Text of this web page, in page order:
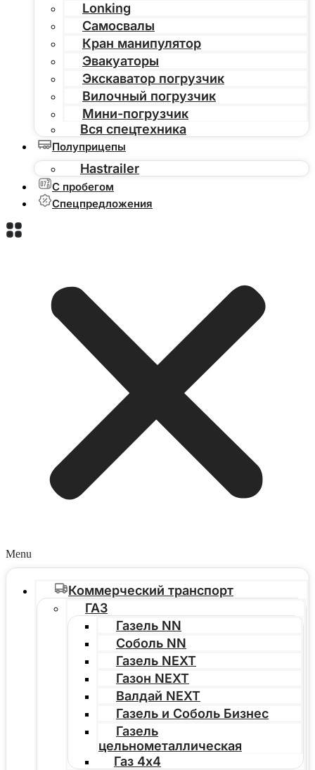
Lonking
Самосвалы
Кран манипулятор
Эвакуаторы
Экскаватор погрузчик
Вилочный погрузчик
Мини-погрузчик
Вся спецтехника
Полуприцепы
Hastrailer
С пробегом
Спецпредложения
Menu
Коммерческий транспорт
ГАЗ
Газель NN
Соболь NN
Газель NEXT
Газон NEXT
Валдай NEXT
Газель и Соболь Бизнес
Газель
цельнометаллическая
Газ 4х4